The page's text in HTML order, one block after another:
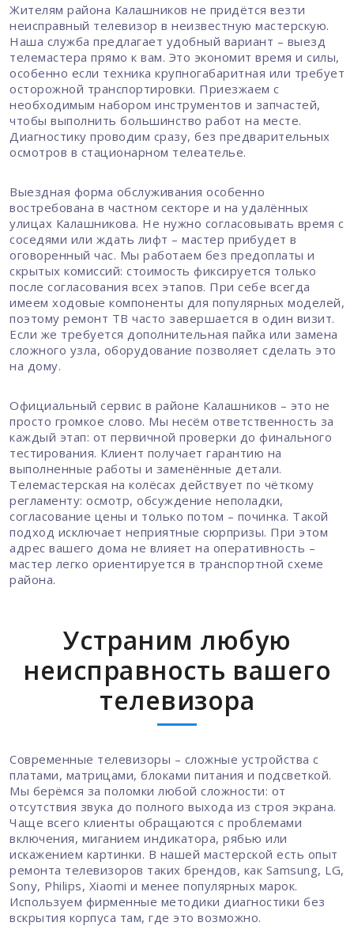
Жителям района Калашников не придётся везти
неисправный телевизор в неизвестную мастерскую.
Наша служба предлагает удобный вариант – выезд
телемастера прямо к вам. Это экономит время и силы,
особенно если техника крупногабаритная или требует
осторожной транспортировки. Приезжаем с
необходимым набором инструментов и запчастей,
чтобы выполнить большинство работ на месте.
Диагностику проводим сразу, без предварительных
осмотров в стационарном телеателье.
Выездная форма обслуживания особенно
востребована в частном секторе и на удалённых
улицах Калашникова. Не нужно согласовывать время с
соседями или ждать лифт – мастер прибудет в
оговоренный час. Мы работаем без предоплаты и
скрытых комиссий: стоимость фиксируется только
после согласования всех этапов. При себе всегда
имеем ходовые компоненты для популярных моделей,
поэтому ремонт ТВ часто завершается в один визит.
Если же требуется дополнительная пайка или замена
сложного узла, оборудование позволяет сделать это
на дому.
Официальный сервис в районе Калашников – это не
просто громкое слово. Мы несём ответственность за
каждый этап: от первичной проверки до финального
тестирования. Клиент получает гарантию на
выполненные работы и заменённые детали.
Телемастерская на колёсах действует по чёткому
регламенту: осмотр, обсуждение неполадки,
согласование цены и только потом – починка. Такой
подход исключает неприятные сюрпризы. При этом
адрес вашего дома не влияет на оперативность –
мастер легко ориентируется в транспортной схеме
района.
Устраним любую
неисправность вашего
телевизора
Современные телевизоры – сложные устройства с
платами, матрицами, блоками питания и подсветкой.
Мы берёмся за поломки любой сложности: от
отсутствия звука до полного выхода из строя экрана.
Чаще всего клиенты обращаются с проблемами
включения, миганием индикатора, рябью или
искажением картинки. В нашей мастерской есть опыт
ремонта телевизоров таких брендов, как Samsung, LG,
Sony, Philips, Xiaomi и менее популярных марок.
Используем фирменные методики диагностики без
вскрытия корпуса там, где это возможно.